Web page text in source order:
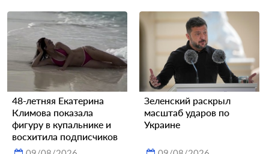
48-летняя Екатерина
Климова показала
фигуру в купальнике и
восхитила подписчиков
Зеленский раскрыл
масштаб ударов по
Украине